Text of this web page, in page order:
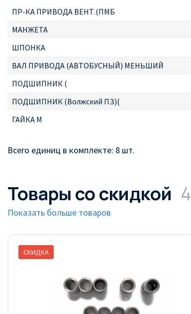
ПР-КА ПРИВОДА ВЕНТ.(ПМБ
МАНЖЕТА
ШПОНКА
ВАЛ ПРИВОДА (АВТОБУСНЫЙ) МЕНЬШИЙ
ПОДШИПНИК (
ПОДШИПНИК (Волжский ПЗ)(
ГАЙКА М
Всего единиц в комплекте: 8 шт.
Товары со скидкой 4
Показать больше товаров
СКИДКА